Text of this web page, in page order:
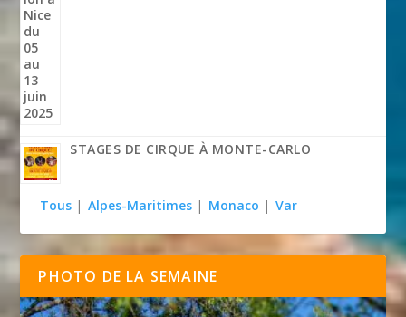
STAGES DE CIRQUE À MONTE-CARLO
Tous | Alpes-Maritimes | Monaco | Var
PHOTO DE LA SEMAINE